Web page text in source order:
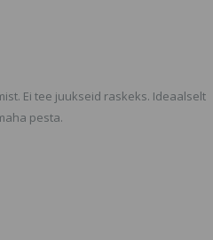
Ei tee juukseid raskeks. Ideaalselt
pesta.